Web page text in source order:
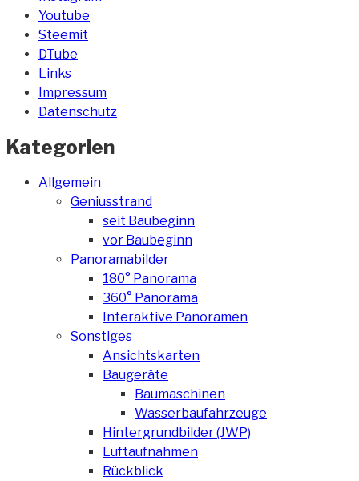
Youtube
Steemit
DTube
Links
Impressum
Datenschutz
Kategorien
Allgemein
Geniusstrand
seit Baubeginn
vor Baubeginn
Panoramabilder
180° Panorama
360° Panorama
Interaktive Panoramen
Sonstiges
Ansichtskarten
Baugeräte
Baumaschinen
Wasserbaufahrzeuge
Hintergrundbilder (JWP)
Luftaufnahmen
Rückblick